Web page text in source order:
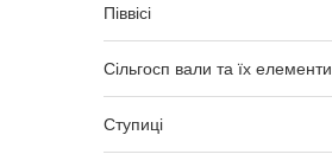
Піввісі
Сільгосп вали та їх елементи
Ступиці